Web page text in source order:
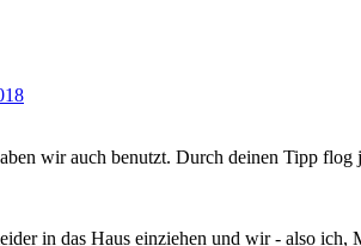
wir auch benutzt. Durch deinen Tipp flog
in das Haus einziehen und wir - also